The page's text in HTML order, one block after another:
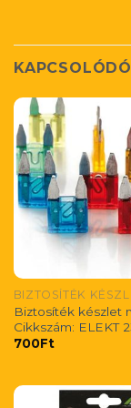
BIZTOSÍTÉK
Biztosíték készlet
Cikkszám: ELEKT
700Ft